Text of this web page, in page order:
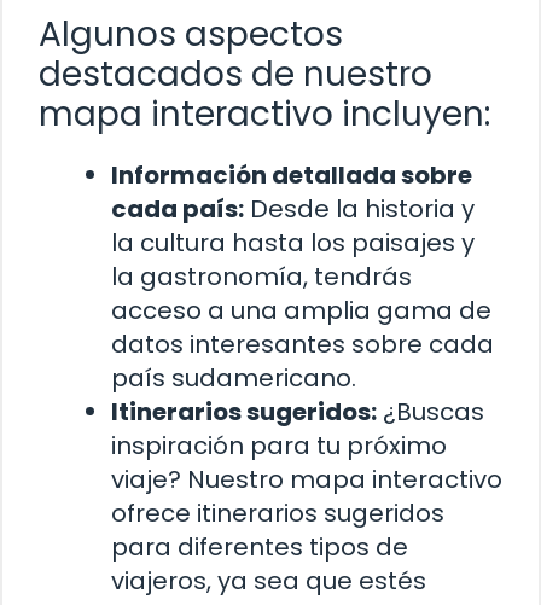
Algunos aspectos
destacados de nuestro
mapa interactivo incluyen:
Información detallada sobre
cada país: Desde la historia y
la cultura hasta los paisajes y
la gastronomía, tendrás
acceso a una amplia gama de
datos interesantes sobre cada
país sudamericano.
Itinerarios sugeridos: ¿Buscas
inspiración para tu próximo
viaje? Nuestro mapa interactivo
ofrece itinerarios sugeridos
para diferentes tipos de
viajeros, ya sea que estés